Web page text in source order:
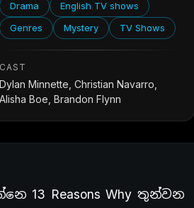
Drama
English TV shows
Genres
Mystery TV Shows
CAST
Dylan Minnette, Christian Navarro,
Alisha Boe, Brandon Flynn
Reasons Why තුන්වන